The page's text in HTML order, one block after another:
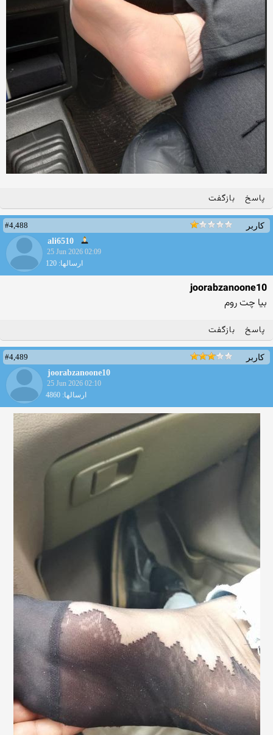
پاسخ بازگفت
کاربر
#4,488
ali6510
25 Jun 2026 02:09
ارسالها: 120
joorabzanoone10
بیا چت روم
پاسخ بازگفت
کاربر
#4,489
joorabzanoone10
25 Jun 2026 02:10
ارسالها: 4860